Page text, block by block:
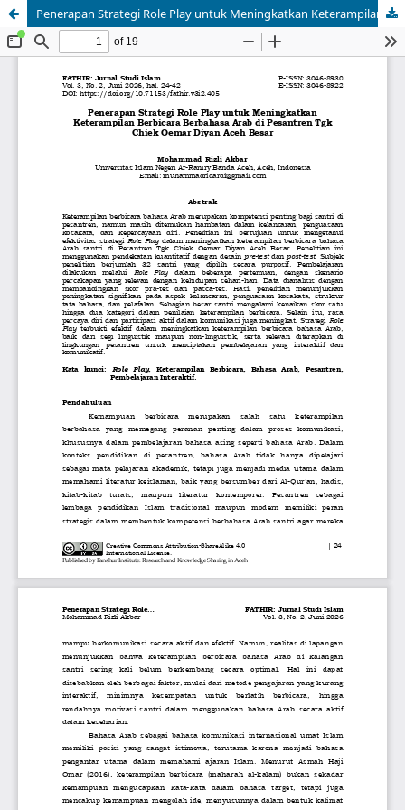
Penerapan Strategi Role Play untuk Meningkatkan Keterampilan Berbicara Berbahasa Arab di Pesantren Tgk Chiek Oemar Diyan Aceh Besar